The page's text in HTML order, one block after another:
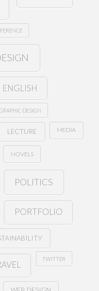
ENGLISH
DESIGN
LECTURE MEDIA
NOVELS
POLITICS
PORTFOLIO
TWITTER